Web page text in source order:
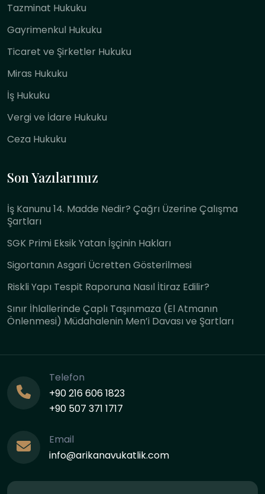
Tazminat Hukuku
Gayrimenkul Hukuku
Ticaret ve Şirketler Hukuku
Miras Hukuku
İş Hukuku
Vergi ve İdare Hukuku
Ceza Hukuku
Son Yazılarımız
İş Kanunu 14. Madde Nedir? Çağrı Üzerine Çalışma
Şartları
SGK Primi Eksik Yatan İşçinin Hakları
Sigortanın Asgari Ücretten Gösterilmesi
Riskli Yapı Tespit Raporuna Nasıl İtiraz Edilir?
Sınır İhlallerinde Çaplı Taşınmaza (El Atmanın
Önlenmesi) Müdahalenin Men’i Davası ve Şartları
Telefon
+90 216 606 1823
+90 507 371 1717
Email
info@arikanavukatlik.com